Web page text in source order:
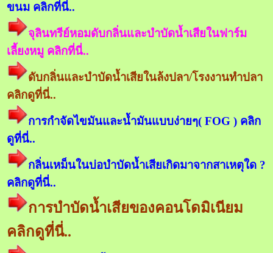
ขนม คลิกที่นี่..
จุลินทรีย์หอมดับกลิ่นและบำบัดน้ำเสียในฟาร์ม
เลี้ยงหมู คลิกที่นี่..
ดับกลิ่นและบำบัดน้ำเสียในล้งปลา/โรงงานทำปลา
คลิกดูที่นี่..
การกำจัดไขมันและน้ำมันแบบง่ายๆ( FOG ) คลิก
ดูที่นี่..
กลิ่นเหม็นในบ่อบำบัดน้ำเสียเกิดมาจากสาเหตุใด ?
คลิกดูที่นี่..
การบำบัดน้ำเสียของคอนโดมิเนียม
คลิกดูที่นี่..